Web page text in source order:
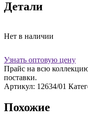
Детали
Нет в наличии
Узнать оптовую цену
Прайс на всю
поставки.
Артикул: 12634/01
Похожие